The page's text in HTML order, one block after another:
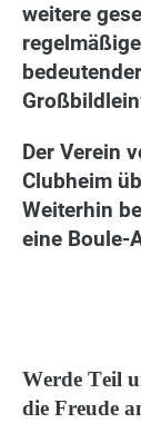
weitere
Der Verein
Clubheim
Weiterhin
eine Boule-
Werde Teil
die Freude